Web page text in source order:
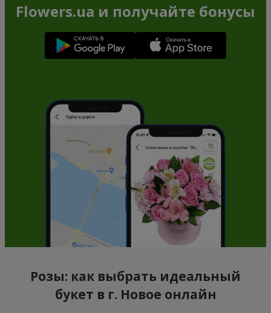
Flowers.ua и получайте бонусы
Розы: как выбрать идеальный
букет в г. Новое онлайн